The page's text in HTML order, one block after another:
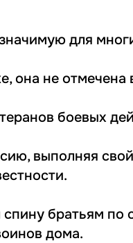
для
она не отмечена
боевых
выполняя
братьям по
дома.